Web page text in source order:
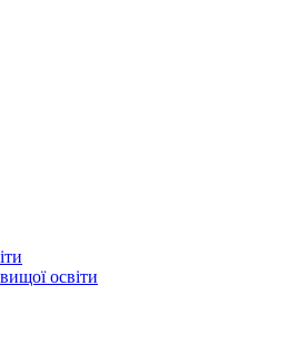
освіти